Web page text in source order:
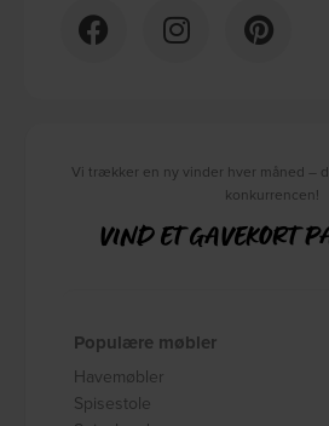
Vi trækker en ny vinder hver måned –
konkurrencen!
VIND ET GAVEKORT
Populære møbler
Havemøbler
Spisestole